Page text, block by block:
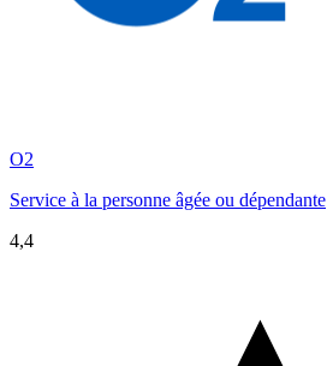
O2
Service à la personne âgée ou dépendante
4,4